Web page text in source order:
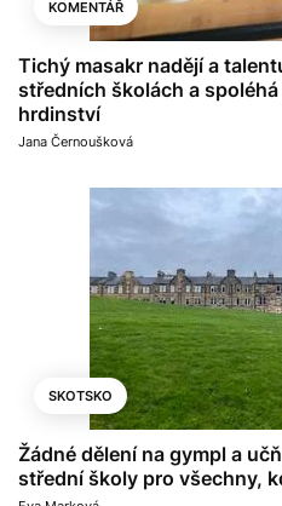
KOMENTÁŘ
Tichý masakr nadějí a
středních školách a
hrdinství
Jana Černoušková
SKOTSKO
Žádné dělení na gympl a
střední školy pro všechny,